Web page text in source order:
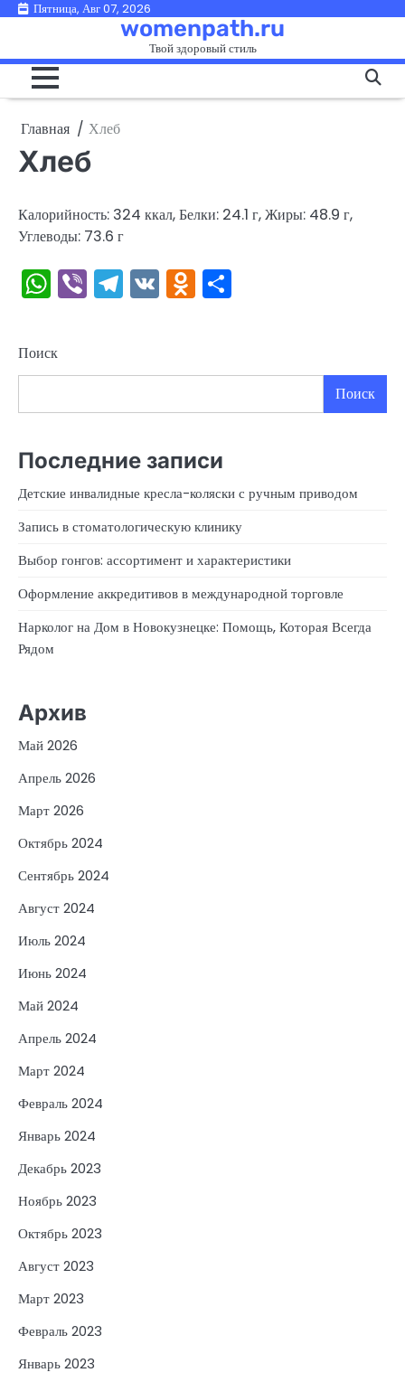
ПерейтиПятница, Авг 07, 2026
womenpath.ru
Твой здоровый стиль
Главная Хлеб
Хлеб
Калорийность: 324 ккал, Белки: 24.1 г, Жиры: 48.9 г,
Углеводы: 73.6 г
WhatsApp
ViberTelegram
VKOdnoklassniki
Поиск
Поиск
Последние записи
Детские инвалидные кресла-коляски с ручным приводом
Запись в стоматологическую клинику
Выбор гонгов: ассортимент и характеристики
Оформление аккредитивов в международной торговле
Нарколог на Дом в Новокузнецке: Помощь, Которая Всегда
Рядом
Архив
Май 2026
Апрель 2026
Март 2026
Октябрь 2024
Сентябрь 2024
Август 2024
Июль 2024
Июнь 2024
Май 2024
Апрель 2024
Март 2024
Февраль 2024
Январь 2024
Декабрь 2023
Ноябрь 2023
Октябрь 2023
Август 2023
Март 2023
Февраль 2023
Январь 2023